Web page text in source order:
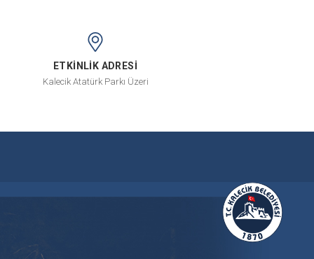
ETKİNLİK ADRESİ
Kalecik Atatürk Parkı Üzeri